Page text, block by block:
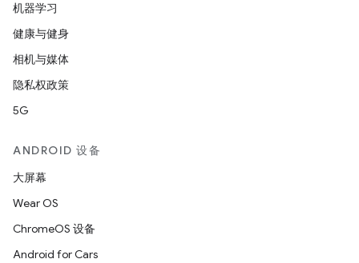
机器学习
健康与健身
相机与媒体
隐私权政策
5G
ANDROID 设备
大屏幕
Wear OS
ChromeOS 设备
Android for Cars